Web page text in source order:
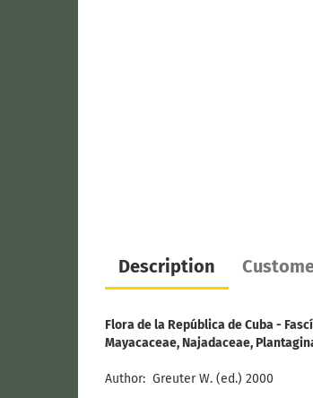
Description
Flora de la República de Cuba -
Mayacaceae, Najadaceae,
Author: Greuter W. (ed.) 2000